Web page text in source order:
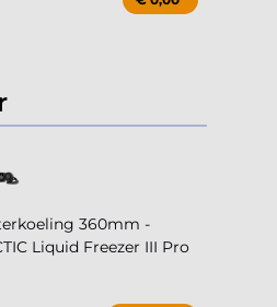
360mm -
Liquid Freezer III Pro